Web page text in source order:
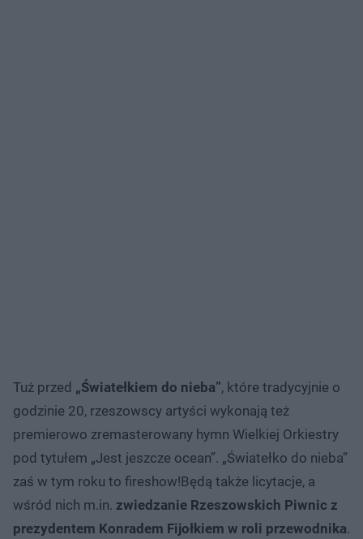
Tuż przed „Światełkiem do nieba”, które tradycyjnie o
godzinie 20, rzeszowscy artyści wykonają też
premierowo zremasterowany hymn Wielkiej Orkiestry
pod tytułem „Jest jeszcze ocean”. „Światełko do nieba”
zaś w tym roku to fireshow!Będą także licytacje, a
wśród nich m.in. zwiedzanie Rzeszowskich Piwnic z
prezydentem Konradem Fijołkiem w roli przewodnika.